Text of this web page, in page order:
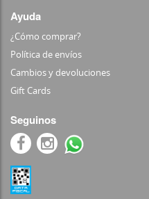
Ayuda
¿Cómo comprar?
Política de envíos
Cambios y devoluciones
Gift Cards
Seguinos